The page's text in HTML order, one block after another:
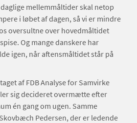
mellemmåltider skal netop
i løbet af dagen, så vi er mindre
oversultne over hovedmåltidet
Og mange danskere har
igen, når aftensmåltidet står på
af FDB Analyse for Samvirke
sig decideret overmætte efter
én gang om ugen. Samme
Pedersen, der er ledende